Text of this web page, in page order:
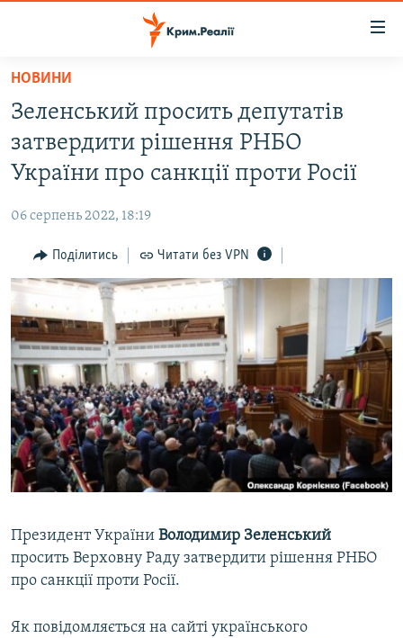
Перейти
основного
матеріалу
Перейти
до
основної
навігації
Перейти
до
пошуку
ВІДЕО ТА ФОТО
БЛОГИ
ПОГЛЯД
ІНТЕРВ'Ю
ВСЕ ЗА ДЕНЬ
СПЕЦПРОЕКТИ
ДЕПОРТАЦІЯ
ВІДЕОУРОКИ «ELIFBE»
СВІДЧЕННЯ ОКУПАЦІЇ
УКРАЇНСЬКА ПРОБЛЕМА КРИМУ
ЯК ОБІЙТИ БЛОКУВАННЯ
Русский
Qırımtatar
НОВИНИ
Зеленський просить депутатів
затвердити рішення РНБО
України про санкції проти Росії
06 серпень 2022, 18:19
Поділитись Читати без VPN
Президент України Володимир Зеленський
просить Верховну Раду затвердити рішення РНБО
про санкції проти Росії.
Як повідомляється на сайті українського